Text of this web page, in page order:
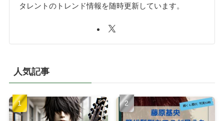
タレントのトレンド情報を随時更新しています。
人気記事